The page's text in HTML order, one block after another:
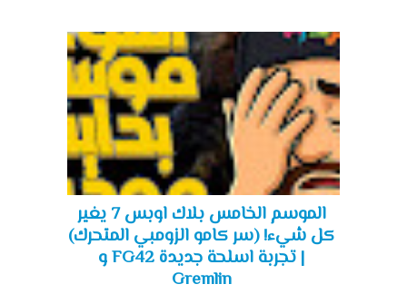
الموسم الخامس بلاك اوبس 7 يغير
كل شيء! (سر كامو الزومبي المتحرك)
| تجربة اسلحة جديدة FG42 و
Gremlin